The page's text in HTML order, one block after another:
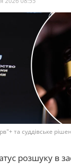
та суддівське
розшуку в